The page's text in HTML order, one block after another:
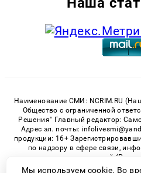
Наименование СМИ: NCRIM.RU
Общество с ограниченной
Решения" Главный редактор:
Адрес эл. почты:
продукции: 16+
по надзору в сфере связи,
массовых коммуникаций
номер СМИ ЭЛ № ФС 77 -
Мы используем cookie. Во